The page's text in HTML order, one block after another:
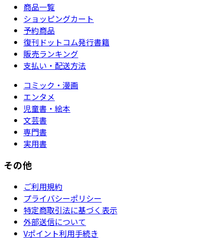
商品一覧
ショッピングカート
予約商品
復刊ドットコム発行書籍
販売ランキング
支払い・配送方法
コミック・漫画
エンタメ
児童書・絵本
文芸書
専門書
実用書
その他
ご利用規約
プライバシーポリシー
特定商取引法に基づく表示
外部送信について
Vポイント利用手続き